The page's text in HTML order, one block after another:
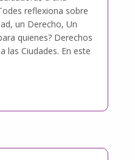
reflexiona sobre
un Derecho, Un
quienes? Derechos
las Ciudades. En este